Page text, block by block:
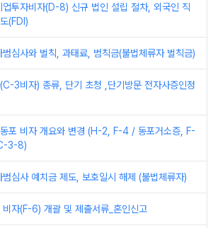
업투자비자(D-8) 신규 법인 설립 절차, 외국인 직
(FDI)
범심사와 벌칙, 과태료, 범칙금(불법체류자 벌칙금)
3비자) 종류, 단기 초청 ,단기방문 전자사증인정
포 비자 개요와 변경 (H-2, F-4 / 동포거소증, F-
3-8)
범심사 예치금 제도, 보호일시 해제 (불법체류자)
비자(F-6) 개괄 및 제출서류_혼인신고